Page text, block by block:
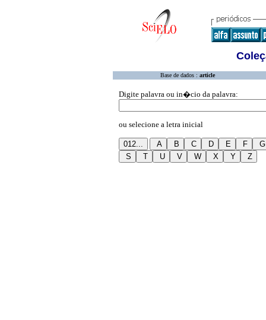
Base de dados : article
Digite palavra ou in�cio da palavra:
ou selecione a letra inicial